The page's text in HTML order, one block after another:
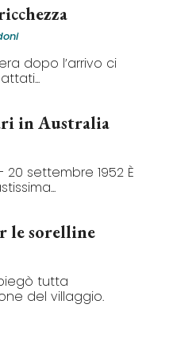
dopo l’arrivo ci
in Australia
20 settembre 1952 È
le sorelline
tutta
del villaggio.